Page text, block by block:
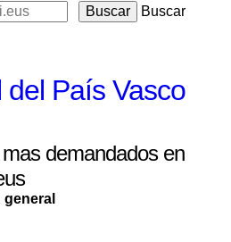
Buscar
del País Vasco
demandados en
general